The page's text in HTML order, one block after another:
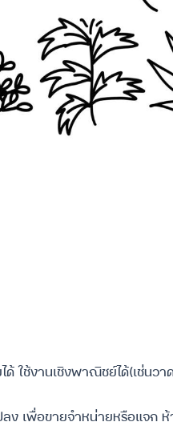
ใช้งานเชิงพาณิชย์ได้(เช่นว
ง เพื่อขายจำหน่ายหรือแจก ห้